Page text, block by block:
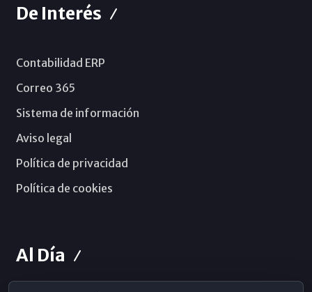
De Interés
Contabilidad ERP
Correo 365
Sistema de información
Aviso legal
Política de privacidad
Política de cookies
Al Día